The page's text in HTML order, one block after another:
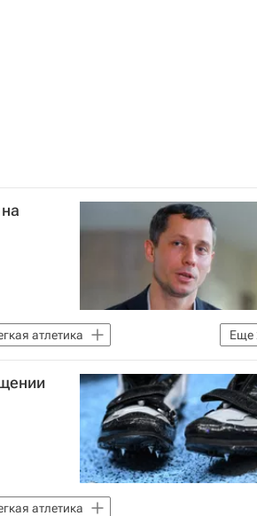
Еще
атлетика
в помещении
атлетика